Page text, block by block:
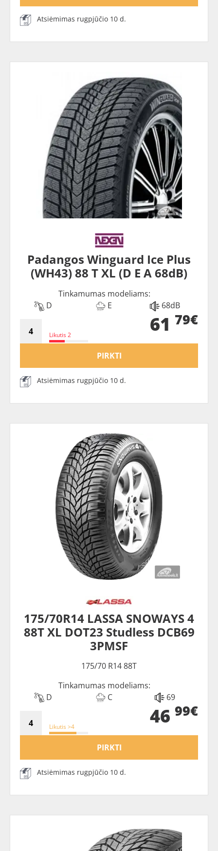
Atsiėmimas rugpjūčio 10 d.
Padangos Winguard Ice Plus
(WH43) 88 T XL (D E A 68dB)
Tinkamumas modeliams:
D
E 68dB
Likutis 2 61 79€
PIRKTI
Atsiėmimas rugpjūčio 10 d.
175/70R14 LASSA SNOWAYS 4
88T XL DOT23 Studless DCB69
3PMSF
175/70 R14 88T
Tinkamumas modeliams:
D
C 69
Likutis >4 46 99€
PIRKTI
Atsiėmimas rugpjūčio 10 d.